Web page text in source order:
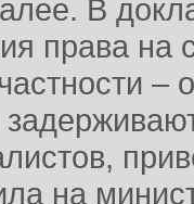
В
права на
–
на